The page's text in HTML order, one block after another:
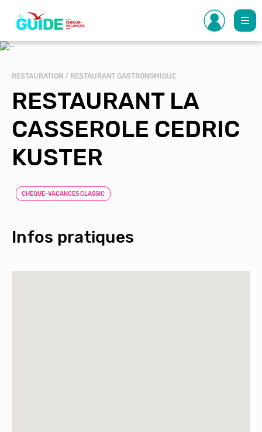
contenu
principal
RESTAURATION / RESTAURANT GASTRONOMIQUE
RESTAURANT LA
CASSEROLE CEDRIC
KUSTER
CHEQUE-VACANCES CLASSIC
Infos pratiques